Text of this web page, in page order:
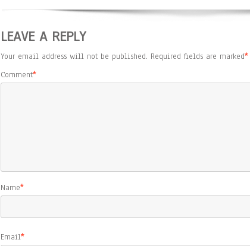
LEAVE A REPLY
Your email address will not be published. Required fields are marked*
Comment*
Name*
Email*